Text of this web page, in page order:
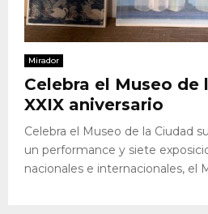
Mirador
Celebra el Museo de
XXIX aniversario
Celebra el Museo de la Ciudad
un performance y siete
nacionales e internacionales, el